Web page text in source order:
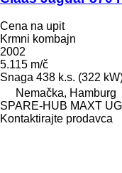
Cena na upit
Krmni kombajn
2002
5.115 m/č
Snaga 438 k.s. (322
Nemačka, Hamburg
SPARE-HUB MAXT UG
Kontaktirajte prodavca